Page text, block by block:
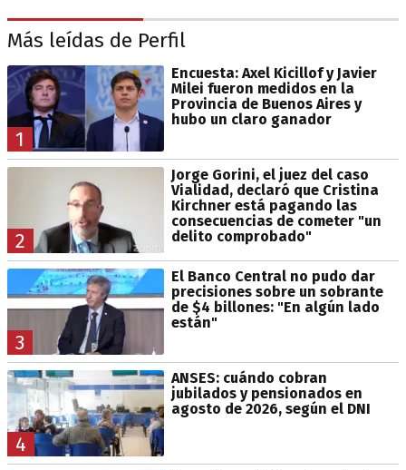
Más leídas de Perfil
1
Encuesta: Axel Kicillof y Javier
Milei fueron medidos en la
Provincia de Buenos Aires y
hubo un claro ganador
2
Jorge Gorini, el juez del caso
Vialidad, declaró que Cristina
Kirchner está pagando las
consecuencias de cometer "un
delito comprobado"
3
El Banco Central no pudo dar
precisiones sobre un sobrante
de $4 billones: "En algún lado
están"
4
ANSES: cuándo cobran
jubilados y pensionados en
agosto de 2026, según el DNI